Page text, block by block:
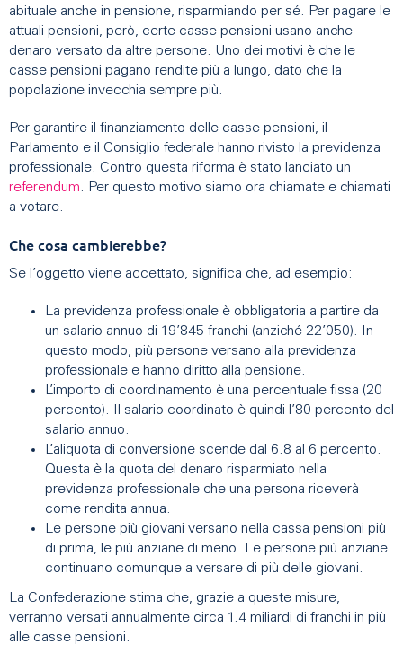
abituale anche in pensione, risparmiando per sé. Per pagare le
attuali pensioni, però, certe casse pensioni usano anche
denaro versato da altre persone. Uno dei motivi è che le
casse pensioni pagano rendite più a lungo, dato che la
popolazione invecchia sempre più.
Per garantire il finanziamento delle casse pensioni, il
Parlamento e il Consiglio federale hanno rivisto la previdenza
professionale. Contro questa riforma è stato lanciato un
referendum. Per questo motivo siamo ora chiamate e chiamati
a votare.
Che cosa cambierebbe?
Se l’oggetto viene accettato, significa che, ad esempio:
La previdenza professionale è obbligatoria a partire da
un salario annuo di 19’845 franchi (anziché 22’050). In
questo modo, più persone versano alla previdenza
professionale e hanno diritto alla pensione.
L’importo di coordinamento è una percentuale fissa (20
percento). Il salario coordinato è quindi l’80 percento del
salario annuo.
L’aliquota di conversione scende dal 6.8 al 6 percento.
Questa è la quota del denaro risparmiato nella
previdenza professionale che una persona riceverà
come rendita annua.
Le persone più giovani versano nella cassa pensioni più
di prima, le più anziane di meno. Le persone più anziane
continuano comunque a versare di più delle giovani.
La Confederazione stima che, grazie a queste misure,
verranno versati annualmente circa 1.4 miliardi di franchi in più
alle casse pensioni.